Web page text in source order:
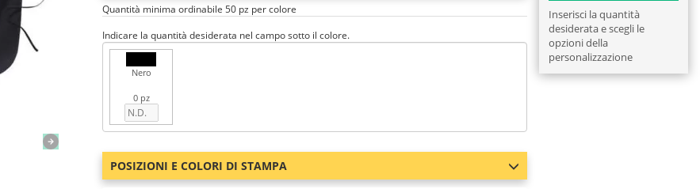
Quantità minima ordinabile 50 pz per colore
Indicare la quantità desiderata nel campo sotto il colore.
Nero
0 pz
POSIZIONI E COLORI DI STAMPA
Inserisci la quantità
desiderata e scegli le
opzioni della
personalizzazione